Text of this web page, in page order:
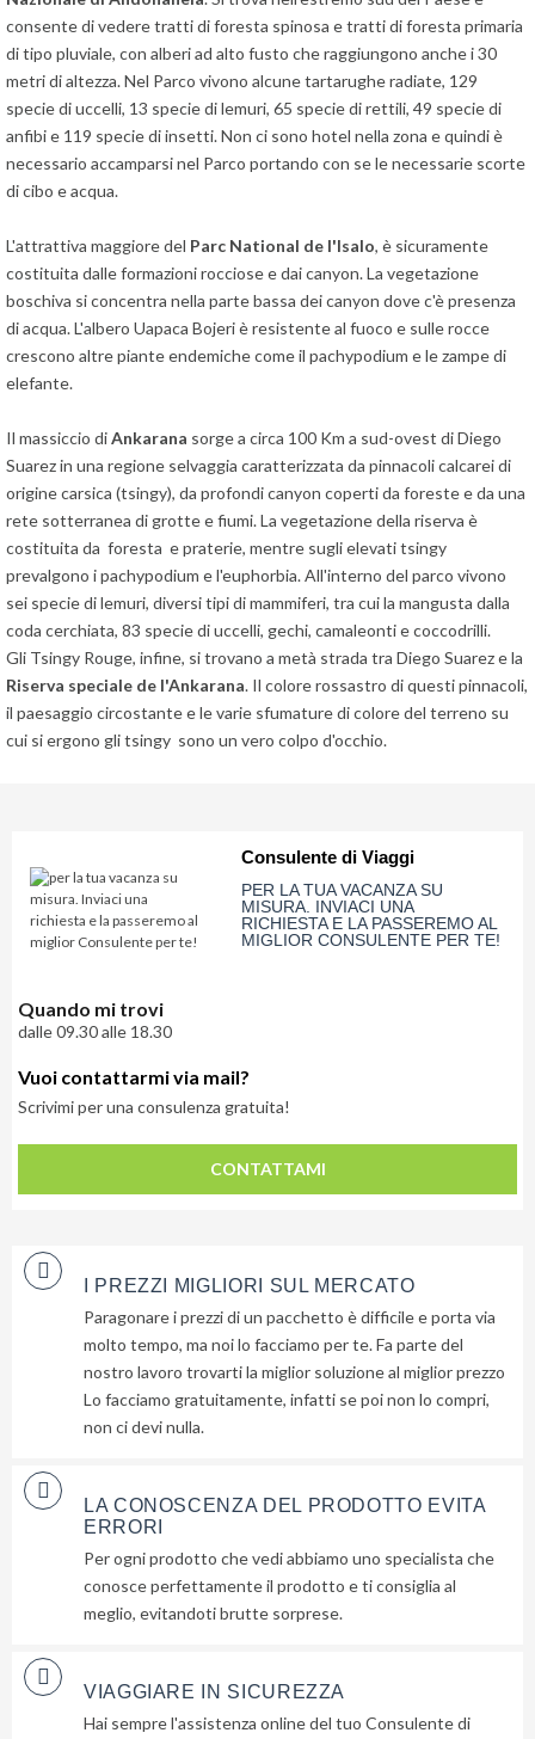
qui
tua
email
e
invieremo
gratuitamente
6
suggerimenti
che
nessuno
ti
dara
mai...
Privacy
consente di vedere tratti di foresta spinosa e tratti di foresta primaria
di tipo pluviale, con alberi ad alto fusto che raggiungono anche i 30
metri di altezza. Nel Parco vivono alcune tartarughe radiate, 129
specie di uccelli, 13 specie di lemuri, 65 specie di rettili, 49 specie di
anfibi e 119 specie di insetti. Non ci sono hotel nella zona e quindi è
necessario accamparsi nel Parco portando con se le necessarie scorte
di cibo e acqua.
L'attrattiva maggiore del Parc National de l'Isalo, è sicuramente
costituita dalle formazioni rocciose e dai canyon. La vegetazione
boschiva si concentra nella parte bassa dei canyon dove c'è presenza
di acqua. L'albero Uapaca Bojeri è resistente al fuoco e sulle rocce
crescono altre piante endemiche come il pachypodium e le zampe di
elefante.
Il massiccio diAnkarana sorge a circa 100 Km a sud-ovest di Diego
Suarez in una regione selvaggia caratterizzata da pinnacoli calcarei di
origine carsica (tsingy), da profondi canyon coperti da foreste e da una
rete sotterranea di grotte e fiumi. La vegetazione della riserva è
costituita da foresta e praterie, mentre sugli elevati tsingy
prevalgono i pachypodium e l'euphorbia. All'interno del parco vivono
sei specie di lemuri, diversi tipi di mammiferi, tra cui la mangusta dalla
coda cerchiata, 83 specie di uccelli, gechi, camaleonti e coccodrilli.
Gli Tsingy Rouge, infine, si trovano a metà strada tra Diego Suarez e la
Riserva speciale de l'Ankarana. Il colore rossastro di questi pinnacoli,
il paesaggio circostante e le varie sfumature di colore del terreno su
cui si ergono gli tsingy sono un vero colpo d'occhio.
Consulente di Viaggi
PER LA TUA VACANZA SU
MISURA. INVIACI UNA
RICHIESTA E LA PASSEREMO AL
MIGLIOR CONSULENTE PER TE!
Quando mi trovi
dalle 09.30 alle 18.30
Vuoi contattarmi via mail?
Scrivimi per una consulenza gratuita!
CONTATTAMI
I PREZZI MIGLIORI SUL MERCATO
Paragonare i prezzi di un pacchetto è difficile e porta via
molto tempo, ma noi lo facciamo per te. Fa parte del
nostro lavoro trovarti la miglior soluzione al miglior prezzo
Lo facciamo gratuitamente, infatti se poi non lo compri,
non ci devi nulla.
LA CONOSCENZA DEL PRODOTTO EVITA
ERRORI
Per ogni prodotto che vedi abbiamo uno specialista che
conosce perfettamente il prodotto e ti consiglia al
meglio, evitandoti brutte sorprese.
VIAGGIARE IN SICUREZZA
Hai sempre l'assistenza online del tuo Consulente di